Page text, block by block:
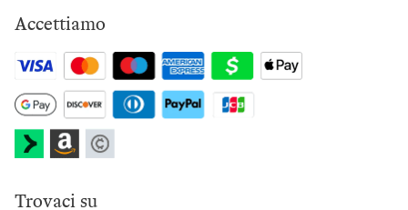
Accettiamo
Trovaci su